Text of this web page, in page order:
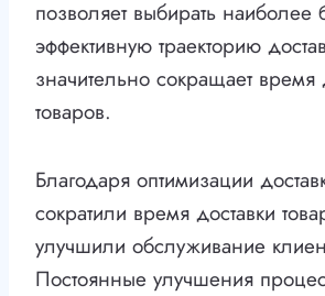
позволяет выбирать наиболее
эффективную траекторию
значительно сокращает время
товаров.
Благодаря оптимизации
сократили время доставки
улучшили обслуживание
Постоянные улучшения